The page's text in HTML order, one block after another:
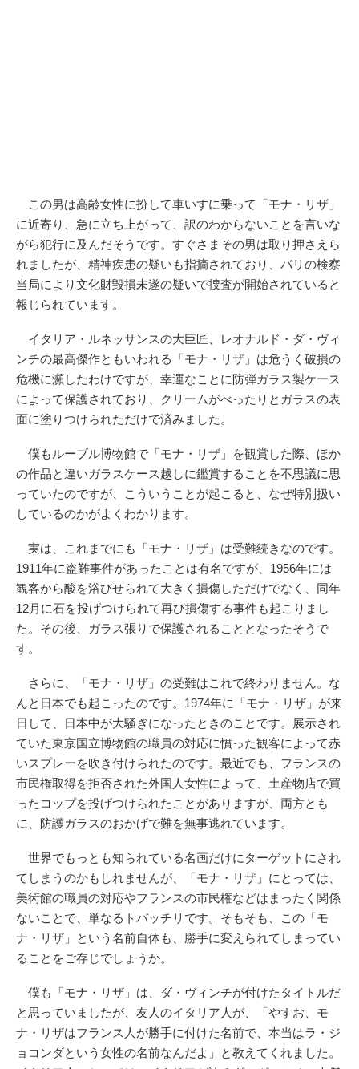
この男は高齢女性に扮して車いすに乗って「モナ・リザ」
に近寄り、急に立ち上がって、訳のわからないことを言いな
がら犯行に及んだそうです。すぐさまその男は取り押さえら
れましたが、精神疾患の疑いも指摘されており、パリの検察
当局により文化財毀損未遂の疑いで捜査が開始されていると
報じられています。
イタリア・ルネッサンスの大巨匠、レオナルド・ダ・ヴィ
ンチの最高傑作ともいわれる「モナ・リザ」は危うく破損の
危機に瀕したわけですが、幸運なことに防弾ガラス製ケース
によって保護されており、クリームがべったりとガラスの表
面に塗りつけられただけで済みました。
僕もルーブル博物館で「モナ・リザ」を観賞した際、ほか
の作品と違いガラスケース越しに鑑賞することを不思議に思
っていたのですが、こういうことが起こると、なぜ特別扱い
しているのかがよくわかります。
実は、これまでにも「モナ・リザ」は受難続きなのです。
1911年に盗難事件があったことは有名ですが、1956年には
観客から酸を浴びせられて大きく損傷しただけでなく、同年
12月に石を投げつけられて再び損傷する事件も起こりまし
た。その後、ガラス張りで保護されることとなったそうで
す。
さらに、「モナ・リザ」の受難はこれで終わりません。な
んと日本でも起こったのです。1974年に「モナ・リザ」が来
日して、日本中が大騒ぎになったときのことです。展示され
ていた東京国立博物館の職員の対応に憤った観客によって赤
いスプレーを吹き付けられたのです。最近でも、フランスの
市民権取得を拒否された外国人女性によって、土産物店で買
ったコップを投げつけられたことがありますが、両方とも
に、防護ガラスのおかげで難を無事逃れています。
世界でもっとも知られている名画だけにターゲットにされ
てしまうのかもしれませんが、「モナ・リザ」にとっては、
美術館の職員の対応やフランスの市民権などはまったく関係
ないことで、単なるトバッチリです。そもそも、この「モ
ナ・リザ」という名前自体も、勝手に変えられてしまってい
ることをご存じでしょうか。
僕も「モナ・リザ」は、ダ・ヴィンチが付けたタイトルだ
と思っていましたが、友人のイタリア人が、「やすお、モ
ナ・リザはフランス人が勝手に付けた名前で、本当はラ・ジ
ョコンダという女性の名前なんだよ」と教えてくれました。